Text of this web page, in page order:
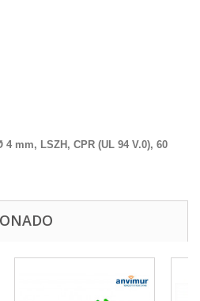
4 mm, LSZH, CPR (UL 94 V.0), 60